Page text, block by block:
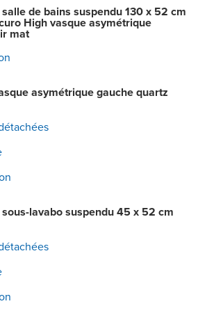
de bains suspendu 130 x 52 cm
High vasque asymétrique
mat
asymétrique gauche quartz
lavabo suspendu 45 x 52 cm